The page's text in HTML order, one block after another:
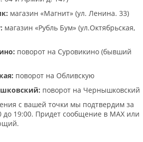
магазин «Магнит» (ул. Ленина. 33)
магазин «Рубль Бум» (ул.Октябрьская,
поворот на Суровикино (бывший
поворот на Обливскую
поворот на Чернышковский
с вашей точки мы подтвердим за
до 19:00. Придет сообщение в МАХ или